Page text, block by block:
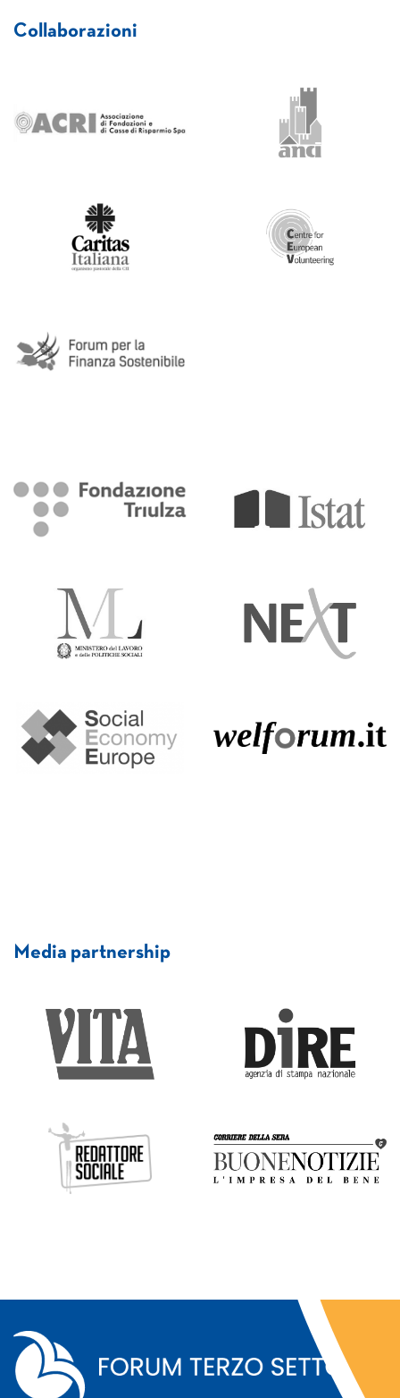
Collaborazioni
Media partnership